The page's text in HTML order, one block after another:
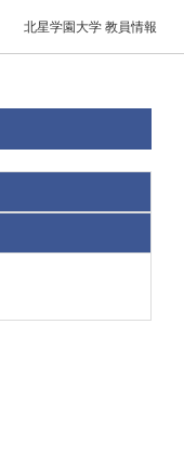
北星学園大学 教員情報